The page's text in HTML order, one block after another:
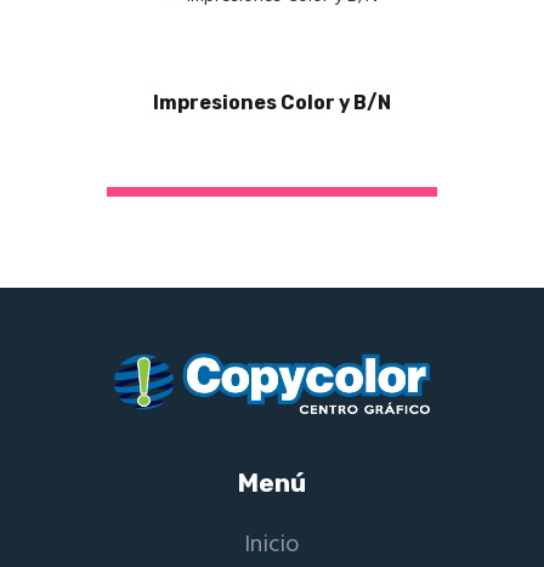
Impresiones Color y B/N
Menú
Inicio